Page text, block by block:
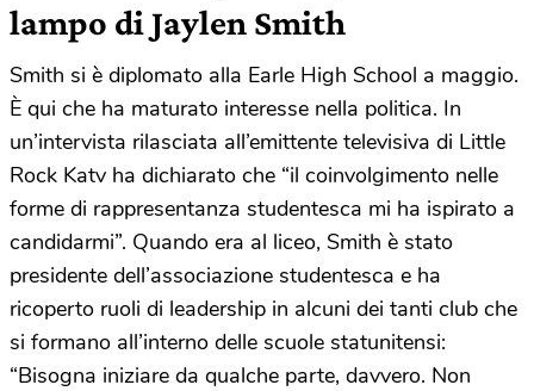
lampo di Jaylen Smith
Smith si è diplomato alla Earle High School a maggio.
È qui che ha maturato interesse nella politica. In
un’intervista rilasciata all’emittente televisiva di Little
Rock Katv ha dichiarato che “il coinvolgimento nelle
forme di rappresentanza studentesca mi ha ispirato a
candidarmi”. Quando era al liceo, Smith è stato
presidente dell’associazione studentesca e ha
ricoperto ruoli di leadership in alcuni dei tanti club che
si formano all’interno delle scuole statunitensi:
“Bisogna iniziare da qualche parte, davvero. Non